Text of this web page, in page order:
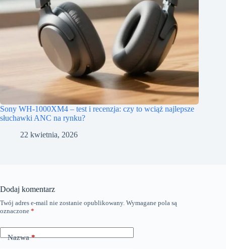
Sony WH-1000XM4 – test i recenzja: czy to wciąż najlepsze
słuchawki ANC na rynku?
22 kwietnia, 2026
Dodaj komentarz
Twój adres e-mail nie zostanie opublikowany. Wymagane pola są
oznaczone *
Nazwa*